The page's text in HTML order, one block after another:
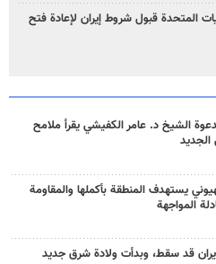
المتحدة قبول شروط إيران لإعادة فتح
الشيخ د. عامر الكفيشي يقرأ ملامح
الجديد
يستهدف المنطقة بأكملها والمقاومة
المواجهة
قد سقط، وبدأت ولادة شرق جديد